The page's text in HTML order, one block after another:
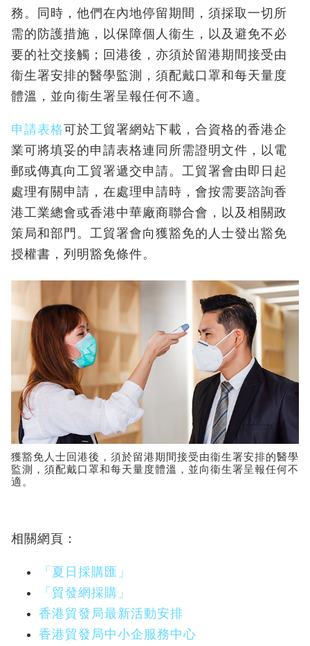
務。同時，他們在內地停留期間，須採取一切所
需的防護措施，以保障個人衞生，以及避免不必
要的社交接觸；回港後，亦須於留港期間接受由
衞生署安排的醫學監測，須配戴口罩和每天量度
體溫，並向衞生署呈報任何不適。
申請表格可於工貿署網站下載，合資格的香港企
業可將填妥的申請表格連同所需證明文件，以電
郵或傳真向工貿署遞交申請。工貿署會由即日起
處理有關申請，在處理申請時，會按需要諮詢香
港工業總會或香港中華廠商聯合會，以及相關政
策局和部門。工貿署會向獲豁免的人士發出豁免
授權書，列明豁免條件。
獲豁免人士回港後，須於留港期間接受由衞生署安排的醫學
監測，須配戴口罩和每天量度體溫，並向衞生署呈報任何不
適。
相關網頁：
「夏日採購匯」
「貿發網採購」
香港貿發局最新活動安排
香港貿發局中小企服務中心